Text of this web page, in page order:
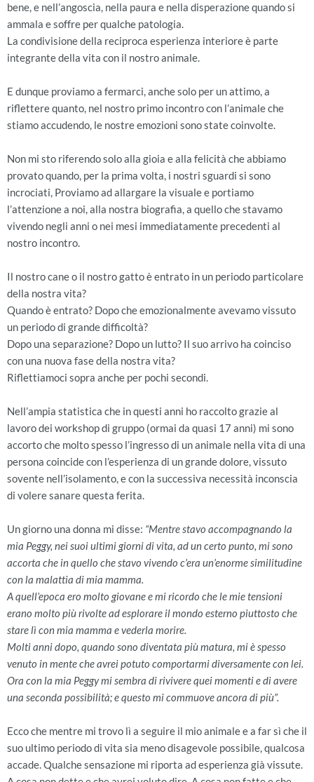
bene, e nell’angoscia, nella paura e nella disperazione quando si
ammala e soffre per qualche patologia.
La condivisione della reciproca esperienza interiore è parte
integrante della vita con il nostro animale.
E dunque proviamo a fermarci, anche solo per un attimo, a
riflettere quanto, nel nostro primo incontro con l’animale che
stiamo accudendo, le nostre emozioni sono state coinvolte.
Non mi sto riferendo solo alla gioia e alla felicità che abbiamo
provato quando, per la prima volta, i nostri sguardi si sono
incrociati, Proviamo ad allargare la visuale e portiamo
l’attenzione a noi, alla nostra biografia, a quello che stavamo
vivendo negli anni o nei mesi immediatamente precedenti al
nostro incontro.
Il nostro cane o il nostro gatto è entrato in un periodo particolare
della nostra vita?
Quando è entrato? Dopo che emozionalmente avevamo vissuto
un periodo di grande difficoltà?
Dopo una separazione? Dopo un lutto? Il suo arrivo ha coinciso
con una nuova fase della nostra vita?
Riflettiamoci sopra anche per pochi secondi.
Nell’ampia statistica che in questi anni ho raccolto grazie al
lavoro dei workshop di gruppo (ormai da quasi 17 anni) mi sono
accorto che molto spesso l’ingresso di un animale nella vita di una
persona coincide con l’esperienza di un grande dolore, vissuto
sovente nell’isolamento, e con la successiva necessità inconscia
di volere sanare questa ferita.
Un giorno una donna mi disse: “Mentre stavo accompagnando la
mia Peggy, nei suoi ultimi giorni di vita, ad un certo punto, mi sono
accorta che in quello che stavo vivendo c’era un’enorme similitudine
con la malattia di mia mamma.
A quell’epoca ero molto giovane e mi ricordo che le mie tensioni
erano molto più rivolte ad esplorare il mondo esterno piuttosto che
stare lì con mia mamma e vederla morire.
Molti anni dopo, quando sono diventata più matura, mi è spesso
venuto in mente che avrei potuto comportarmi diversamente con lei.
Ora con la mia Peggy mi sembra di rivivere quei momenti e di avere
una seconda possibilità; e questo mi commuove ancora di più”.
Ecco che mentre mi trovo lì a seguire il mio animale e a far sì che il
suo ultimo periodo di vita sia meno disagevole possibile, qualcosa
accade. Qualche sensazione mi riporta ad esperienza già vissute.